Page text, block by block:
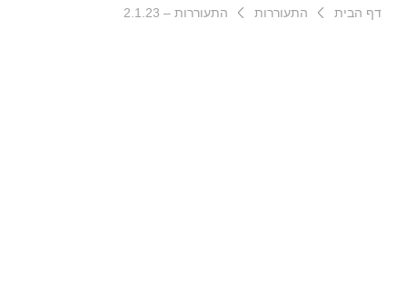
דף הבית התעוררות התעוררות – 2.1.23